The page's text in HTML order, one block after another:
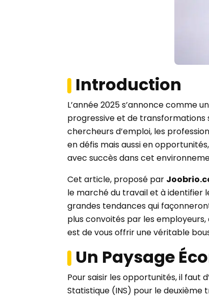
Introduction
L’année 2025 s’annonce comme
progressive et de
chercheurs d’emploi, les
en défis mais aussi en
avec succès dans cet
Cet article, proposé par
le marché du travail et à identifier
grandes tendances qui
plus convoités par les
est de vous offrir une véritable
Un Paysage
Pour saisir les opportunités, il faut
Statistique (INS) pour le deuxième